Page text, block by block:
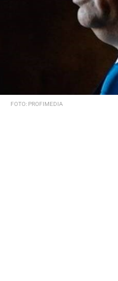
FOTO: PROFIMEDIA